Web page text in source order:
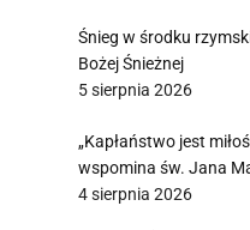
Śnieg w środku
Bożej Śnieżnej
5 sierpnia 2026
„Kapłaństwo jest
wspomina św. Jana
4 sierpnia 2026